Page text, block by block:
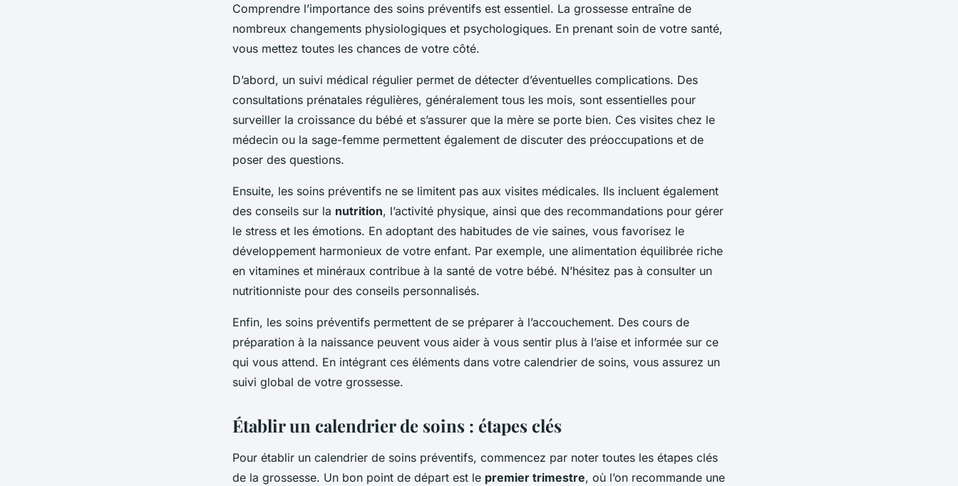
Comprendre l’importance des soins préventifs est essentiel. La grossesse entraîne de
nombreux changements physiologiques et psychologiques. En prenant soin de votre santé,
vous mettez toutes les chances de votre côté.
D’abord, un suivi médical régulier permet de détecter d’éventuelles complications. Des
consultations prénatales régulières, généralement tous les mois, sont essentielles pour
surveiller la croissance du bébé et s’assurer que la mère se porte bien. Ces visites chez le
médecin ou la sage-femme permettent également de discuter des préoccupations et de
poser des questions.
Ensuite, les soins préventifs ne se limitent pas aux visites médicales. Ils incluent également
des conseils sur la nutrition, l’activité physique, ainsi que des recommandations pour gérer
le stress et les émotions. En adoptant des habitudes de vie saines, vous favorisez le
développement harmonieux de votre enfant. Par exemple, une alimentation équilibrée riche
en vitamines et minéraux contribue à la santé de votre bébé. N’hésitez pas à consulter un
nutritionniste pour des conseils personnalisés.
Enfin, les soins préventifs permettent de se préparer à l’accouchement. Des cours de
préparation à la naissance peuvent vous aider à vous sentir plus à l’aise et informée sur ce
qui vous attend. En intégrant ces éléments dans votre calendrier de soins, vous assurez un
suivi global de votre grossesse.
Établir un calendrier de soins : étapes clés
Pour établir un calendrier de soins préventifs, commencez par noter toutes les étapes clés
de la grossesse. Un bon point de départ est le premier trimestre, où l’on recommande une